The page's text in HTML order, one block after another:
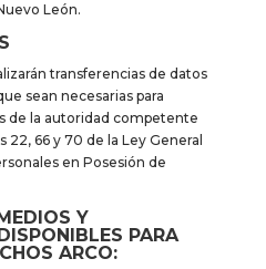
León.
transferencias de datos
sean necesarias para
de la autoridad competente
66 y 70 de la Ley General
en Posesión de
Y
PARA
ARCO: